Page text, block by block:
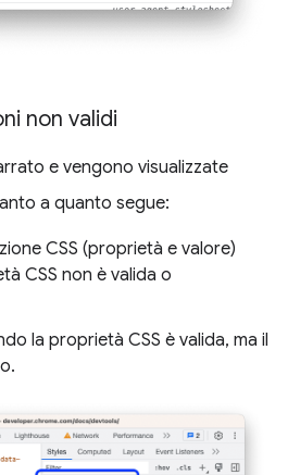
non validi
e vengono visualizzate
a quanto segue:
CSS (proprietà e valore)
CSS non è valida o
la proprietà CSS è valida, ma il